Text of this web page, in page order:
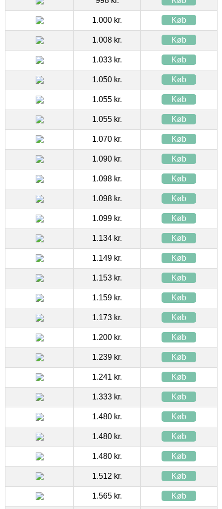
1.000 kr. Køb
1.008 kr. Køb
1.033 kr. Køb
1.050 kr. Køb
1.055 kr. Køb
1.055 kr. Køb
1.070 kr. Køb
1.090 kr. Køb
1.098 kr. Køb
1.098 kr. Køb
1.099 kr. Køb
1.134 kr. Køb
1.149 kr. Køb
1.153 kr. Køb
1.159 kr. Køb
1.173 kr. Køb
1.200 kr. Køb
1.239 kr. Køb
1.241 kr. Køb
1.333 kr. Køb
1.480 kr. Køb
1.480 kr. Køb
1.480 kr. Køb
1.512 kr. Køb
1.565 kr. Køb